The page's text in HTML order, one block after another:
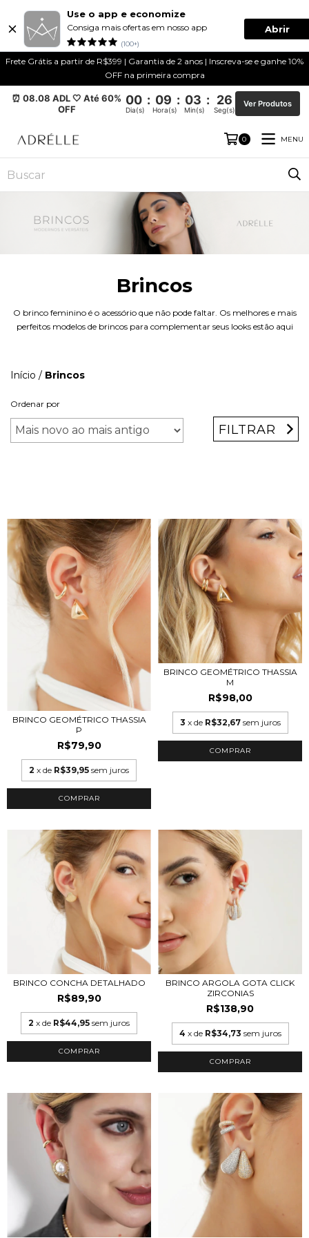
Use o app e economize
Consiga mais ofertas em nosso app
(100+)
Abrir
Frete Grátis a partir de R$399 | Garantia de 2 anos | Inscreva-se e ganhe 10%
OFF na primeira compra
⏰ 08.08 ADL 🤍 Até 60%
OFF
00 : 09 : 03 : 26
Dia(s) Hora(s) Min(s) Seg(s)
Ver Produtos
0 MENU
Brincos
O brinco feminino é o acessório que não pode faltar. Os melhores e mais
perfeitos modelos de brincos para complementar seus looks estão aqui
Início / Brincos
Ordenar por
FILTRAR
BRINCO GEOMÉTRICO THASSIA
P
R$79,90
2 x de R$39,95 sem juros
COMPRAR
BRINCO GEOMÉTRICO THASSIA
M
R$98,00
3 x de R$32,67 sem juros
COMPRAR
BRINCO CONCHA DETALHADO
R$89,90
2 x de R$44,95 sem juros
COMPRAR
BRINCO ARGOLA GOTA CLICK
ZIRCONIAS
R$138,90
4 x de R$34,73 sem juros
COMPRAR